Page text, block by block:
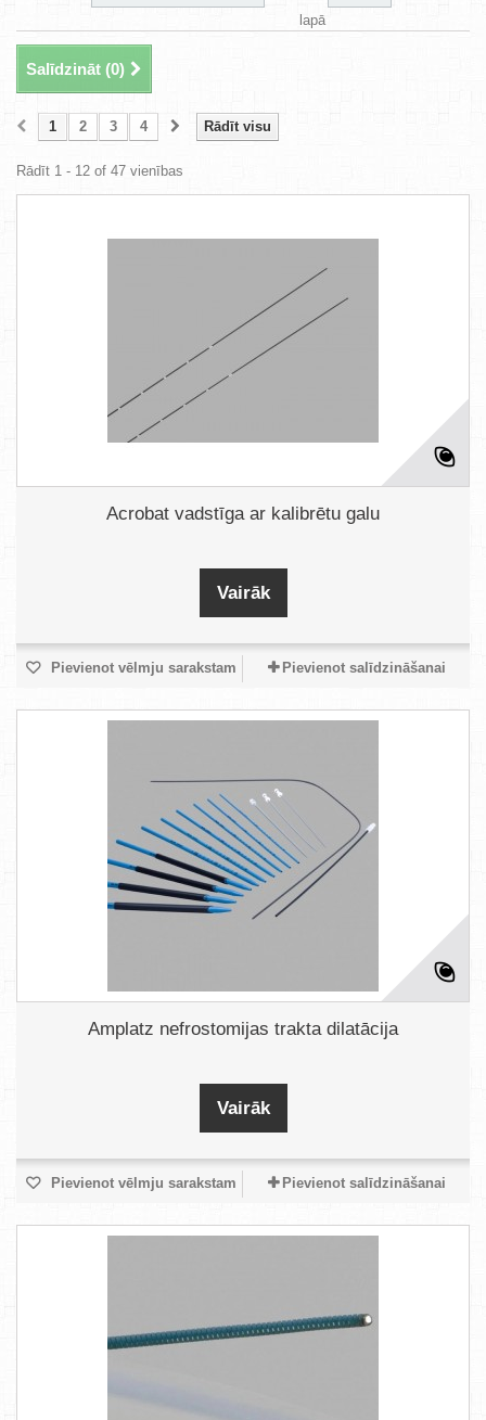
lapā
Salīdzināt (0)
Rādīt visu
1 2 3 4
Rādīt 1 - 12 of 47 vienības
Acrobat vadstīga ar kalibrētu galu
Vairāk
Pievienot vēlmju sarakstam Pievienot salīdzināšanai
Amplatz nefrostomijas trakta dilatācija
Vairāk
Pievienot vēlmju sarakstam Pievienot salīdzināšanai